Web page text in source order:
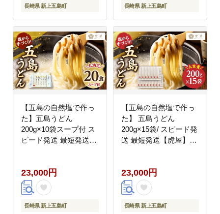
長崎県 新上五島町 長崎県 新上五島町
【五島の自然塩で作っ
た】五島うどん
200g×10袋スープ付 ス
ピード発送 最短発送
23,000円
長崎県 新上五島町
【五島の自然塩で作っ
た】 五島うどん
200g×15袋/ スピード発
送 最短発送【虎屋】
23,000円
長崎県 新上五島町